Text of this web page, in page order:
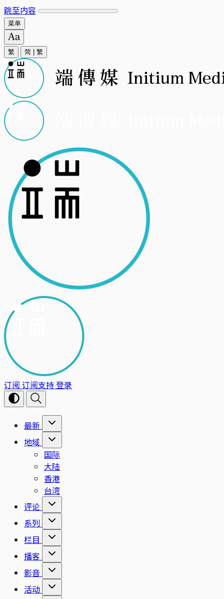
跳至内容
菜单
繁 简 繁
订阅 订阅支持登录
最新
地域
国际
大陆
香港
台湾
评论
系列
栏目
播客
影音
活动